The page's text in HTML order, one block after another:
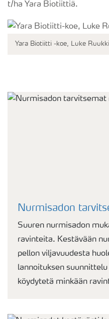
t/ha Yara Biotiittiä.
Yara Biotiitti -koe, Luke
Nurmisadon
Suuren nurmisadon
ravinteita. Kestävään
pellon viljavuudesta
lannoituksen
köydytetä minkään